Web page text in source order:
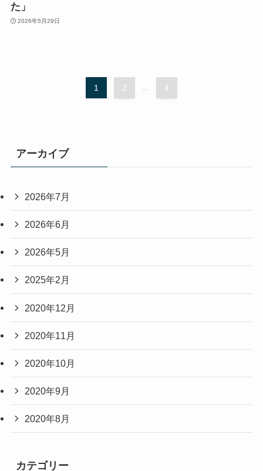
た」
2026年5月29日
1 2 ... 4
アーカイブ
2026年7月
2026年6月
2026年5月
2025年2月
2020年12月
2020年11月
2020年10月
2020年9月
2020年8月
カテゴリー